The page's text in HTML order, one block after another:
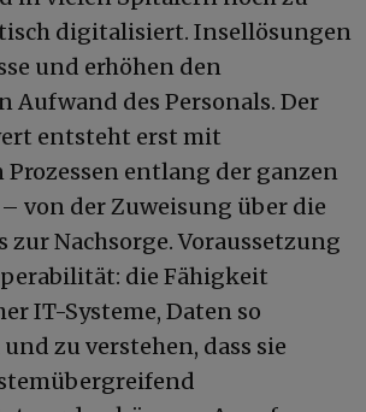
digitalisiert. Insellösungen
und erhöhen den
Aufwand des Personals. Der
entsteht erst mit
entlang der ganzen
von der Zuweisung über die
zur Nachsorge. Voraussetzung
die Fähigkeit
IT-Systeme, Daten so
zu verstehen, dass sie